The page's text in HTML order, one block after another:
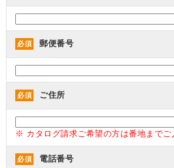
必須 郵便番号
必須 ご住所
※ カタログ請求ご希望の方は番地までご
必須 電話番号